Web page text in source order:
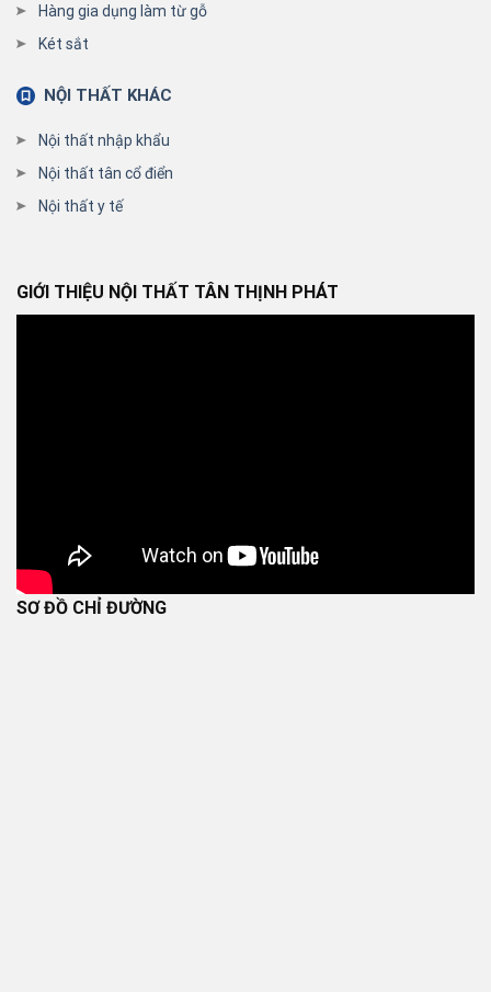
Hàng gia dụng làm từ gỗ
Két sắt
NỘI THẤT KHÁC
Nội thất nhập khẩu
Nội thất tân cổ điển
Nội thất y tế
GIỚI THIỆU NỘI THẤT TÂN THỊNH PHÁT
SƠ ĐỒ CHỈ ĐƯỜNG